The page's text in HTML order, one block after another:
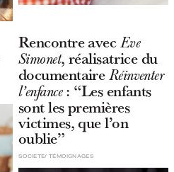
Rencontre avecEve
Simonet, réalisatrice du
documentaireRéinventer
l’enfance: “Les enfants
sont les premières
victimes, que l’on
oublie”
SOCIETE TÉMOIGNAGES